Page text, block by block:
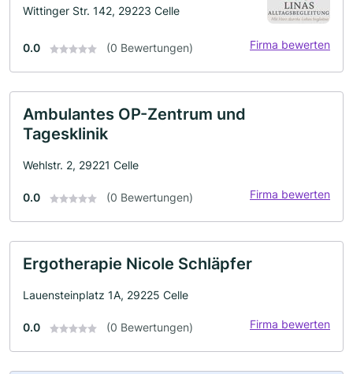
Wittinger Str. 142, 29223 Celle
0.0 (0 Bewertungen) Firma bewerten
Ambulantes OP-Zentrum und
Tagesklinik
Wehlstr. 2, 29221 Celle
0.0 (0 Bewertungen) Firma bewerten
Ergotherapie Nicole Schläpfer
Lauensteinplatz 1A, 29225 Celle
0.0 (0 Bewertungen) Firma bewerten